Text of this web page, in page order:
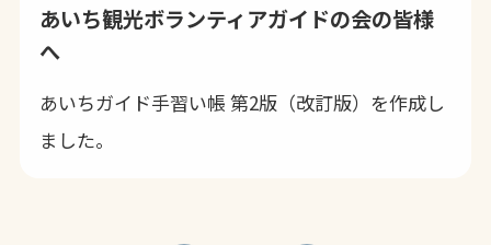
あいち観光ボランティアガイドの会の皆様
へ
あいちガイド手習い帳 第2版（改訂版）を作成し
ました。